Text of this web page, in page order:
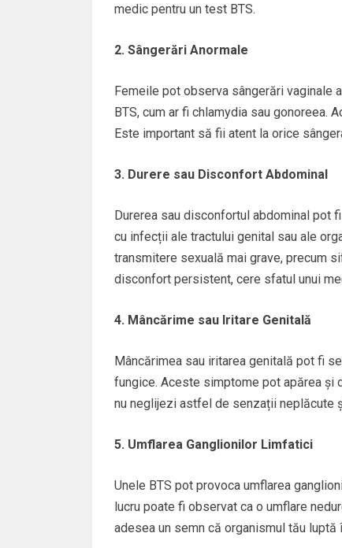
medic pentru un test BTS.
2. Sângerări Anormale
Femeile pot observa sângerări vaginale
BTS, cum ar fi chlamydia sau gonoreea.
Este important să fii atent la orice
3. Durere sau Disconfort Abdominal
Durerea sau disconfortul abdominal pot
cu infecții ale tractului genital sau ale
transmitere sexuală mai grave, precum
disconfort persistent, cere sfatul unui
4. Mâncărime sau Iritare Genitală
Mâncărimea sau iritarea genitală pot fi
fungice. Aceste simptome pot apărea și
nu neglijezi astfel de senzații neplăcute
5. Umflarea Ganglionilor Limfatici
Unele BTS pot provoca umflarea
lucru poate fi observat ca o umflare
adesea un semn că organismul tău